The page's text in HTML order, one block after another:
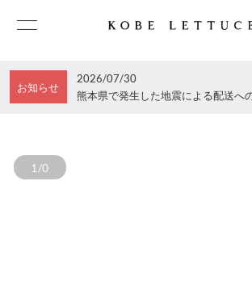
お知らせ
2026/07/30
熊本県で発生した地震による配送へ
1/0